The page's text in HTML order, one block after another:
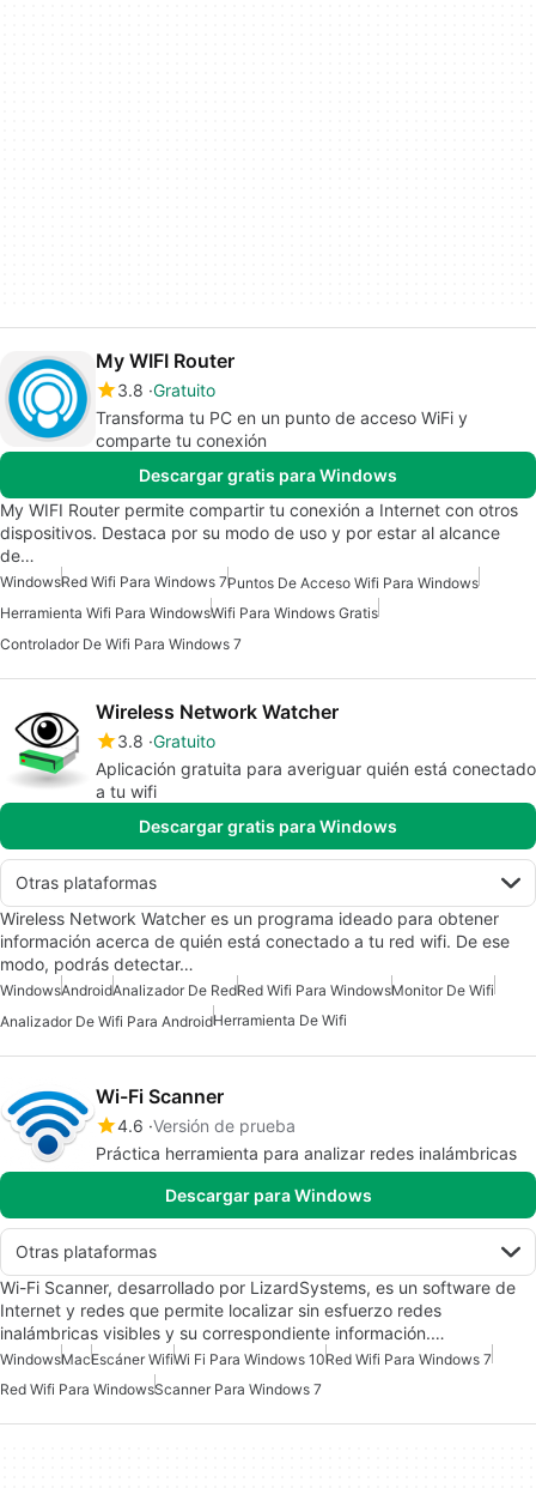
My WIFI Router
3.8 Gratuito
Transforma tu PC en un punto de acceso WiFi y
comparte tu conexión
Descargar gratis para Windows
My WIFI Router permite compartir tu conexión a Internet con otros
dispositivos. Destaca por su modo de uso y por estar al alcance
de…
WindowsRed Wifi Para Windows 7Puntos De Acceso Wifi Para Windows
Herramienta Wifi Para WindowsWifi Para Windows Gratis
Controlador De Wifi Para Windows 7
Wireless Network Watcher
3.8 Gratuito
Aplicación gratuita para averiguar quién está conectado
a tu wifi
Descargar gratis para Windows
Otras plataformas
Wireless Network Watcher es un programa ideado para obtener
información acerca de quién está conectado a tu red wifi. De ese
modo, podrás detectar…
WindowsAndroidAnalizador De RedRed Wifi Para WindowsMonitor De Wifi
Analizador De Wifi Para AndroidHerramienta De Wifi
Wi-Fi Scanner
4.6 Versión de prueba
Práctica herramienta para analizar redes inalámbricas
Descargar para Windows
Otras plataformas
Wi-Fi Scanner, desarrollado por LizardSystems, es un software de
Internet y redes que permite localizar sin esfuerzo redes
inalámbricas visibles y su correspondiente información.…
WindowsMacEscáner WifiWi Fi Para Windows 10Red Wifi Para Windows 7
Red Wifi Para WindowsScanner Para Windows 7